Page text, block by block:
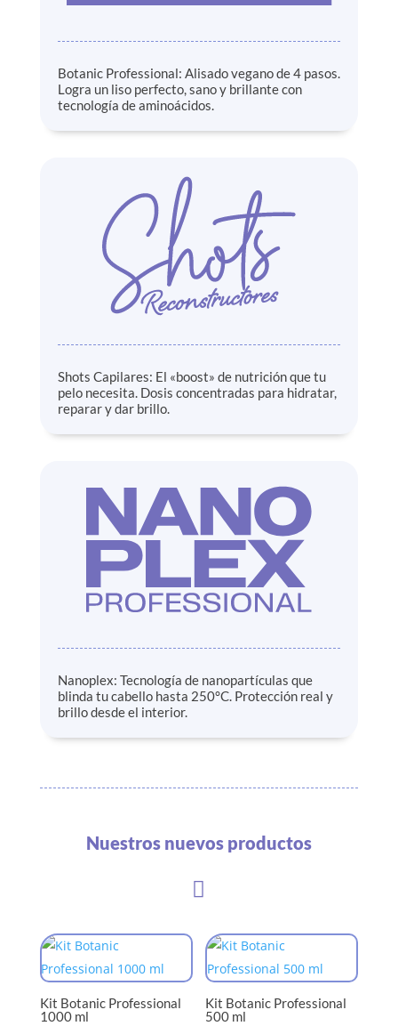
Botanic Professional: Alisado vegano de 4 pasos.
Logra un liso perfecto, sano y brillante con
tecnología de aminoácidos.
Shots Capilares: El «boost» de nutrición que tu
pelo necesita. Dosis concentradas para hidratar,
reparar y dar brillo.
Nanoplex: Tecnología de nanopartículas que
blinda tu cabello hasta 250°C. Protección real y
brillo desde el interior.
Nuestros nuevos productos

Kit Botanic Professional
1000 ml
Kit Botanic Professional
500 ml